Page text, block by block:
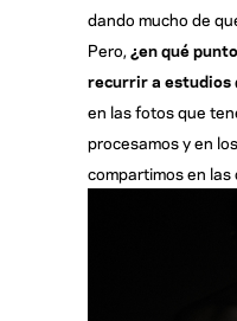
dando mucho de
Pero,¿en qué
recurrir a estudios
en las fotos que
procesamos y en
compartimos en